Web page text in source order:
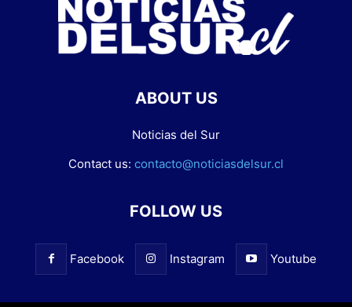
ABOUT US
Noticias del Sur
Contact us: contacto@noticiasdelsur.cl
FOLLOW US
Facebook Instagram Youtube